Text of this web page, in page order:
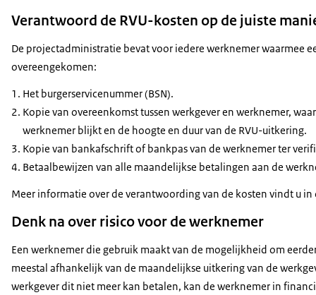
Verantwoord de RVU-kosten op de juiste
De projectadministratie bevat voor iedere werknemer waarmee
overeengekomen:
Het burgerservicenummer (BSN).
Kopie van overeenkomst tussen werkgever en werknemer,
werknemer blijkt en de hoogte en duur van de RVU-uitkering.
Kopie van bankafschrift of bankpas van de werknemer ter
Betaalbewijzen van alle maandelijkse betalingen aan de
Meer informatie over de verantwoording van de kosten vindt u
Denk na over risico voor de werknemer
Een werknemer die gebruik maakt van de mogelijkheid om
meestal afhankelijk van de maandelijkse uitkering van de
werkgever dit niet meer kan betalen, kan de werknemer in